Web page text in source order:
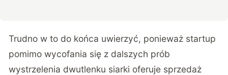
Trudno w to do końca uwierzyć, ponieważ startup
pomimo wycofania się z dalszych prób
wystrzelenia dwutlenku siarki oferuje sprzedaż